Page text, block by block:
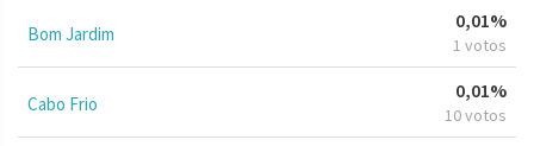
Bom Jardim
0,01%
1 votos
Cabo Frio
0,01%
10 votos